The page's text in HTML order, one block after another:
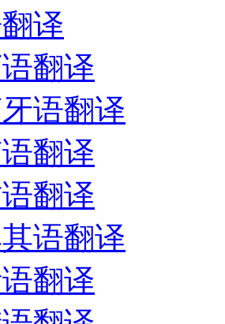
译
翻译
语翻译
翻译
翻译
语翻译
翻译